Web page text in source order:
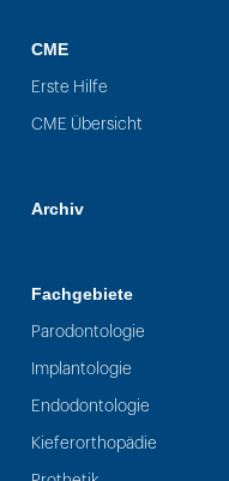
CME
Erste Hilfe
CME Übersicht
Archiv
Fachgebiete
Parodontologie
Implantologie
Endodontologie
Kieferorthopädie